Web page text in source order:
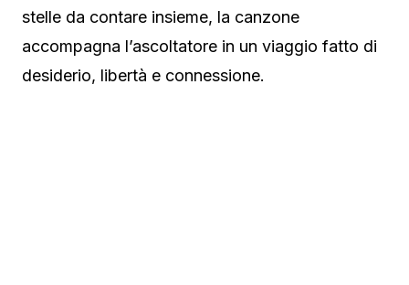
stelle da contare insieme, la canzone
accompagna l’ascoltatore in un viaggio fatto di
desiderio, libertà e connessione.